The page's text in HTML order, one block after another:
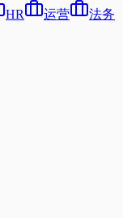
HR 运营
法务